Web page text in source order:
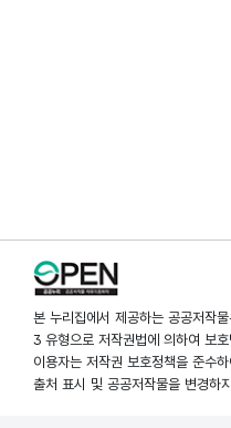
본 누리집에서 제공하는 공공저작
3 유형으로 저작권법에 의하여 보
이용자는 저작권 보호정책을 준수
출처 표시 및 공공저작물을 변경하